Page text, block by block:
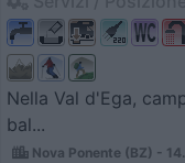
Nella Val d'Ega,
bal...
Nova Ponente (BZ) -